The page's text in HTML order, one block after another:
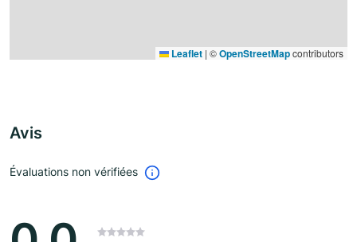
Leaflet | ©OpenStreetMapcontributors
Avis
Évaluations non vérifiées